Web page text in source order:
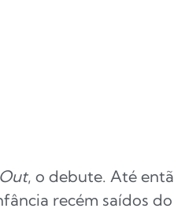
, o debute. Até
recém saídos